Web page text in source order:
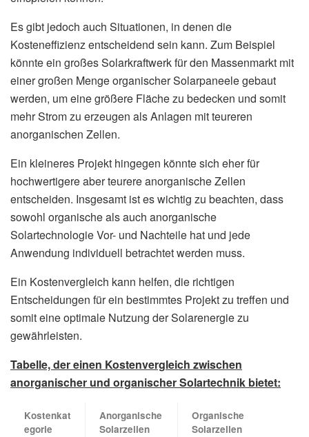
Es gibt jedoch auch Situationen, in denen die
Kosteneffizienz entscheidend sein kann. Zum Beispiel
könnte ein großes Solarkraftwerk für den Massenmarkt mit
einer großen Menge organischer Solarpaneele gebaut
werden, um eine größere Fläche zu bedecken und somit
mehr Strom zu erzeugen als Anlagen mit teureren
anorganischen Zellen.
Ein kleineres Projekt hingegen könnte sich eher für
hochwertigere aber teurere anorganische Zellen
entscheiden. Insgesamt ist es wichtig zu beachten, dass
sowohl organische als auch anorganische
Solartechnologie Vor- und Nachteile hat und jede
Anwendung individuell betrachtet werden muss.
Ein Kostenvergleich kann helfen, die richtigen
Entscheidungen für ein bestimmtes Projekt zu treffen und
somit eine optimale Nutzung der Solarenergie zu
gewährleisten.
Tabelle, der einen Kostenvergleich zwischen
anorganischer und organischer Solartechnik bietet:
Kostenkat
egorie
Anorganische
Solarzellen
Organische
Solarzellen